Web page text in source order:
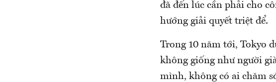
đã đến lúc cần phải cho
hướng giải quyết triệt để.
Trong 10 năm tới, Tokyo
không giống như người
mình, không có ai chăm